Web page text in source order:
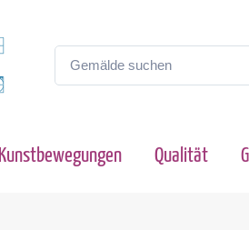
Kunstbewegungen Qualität